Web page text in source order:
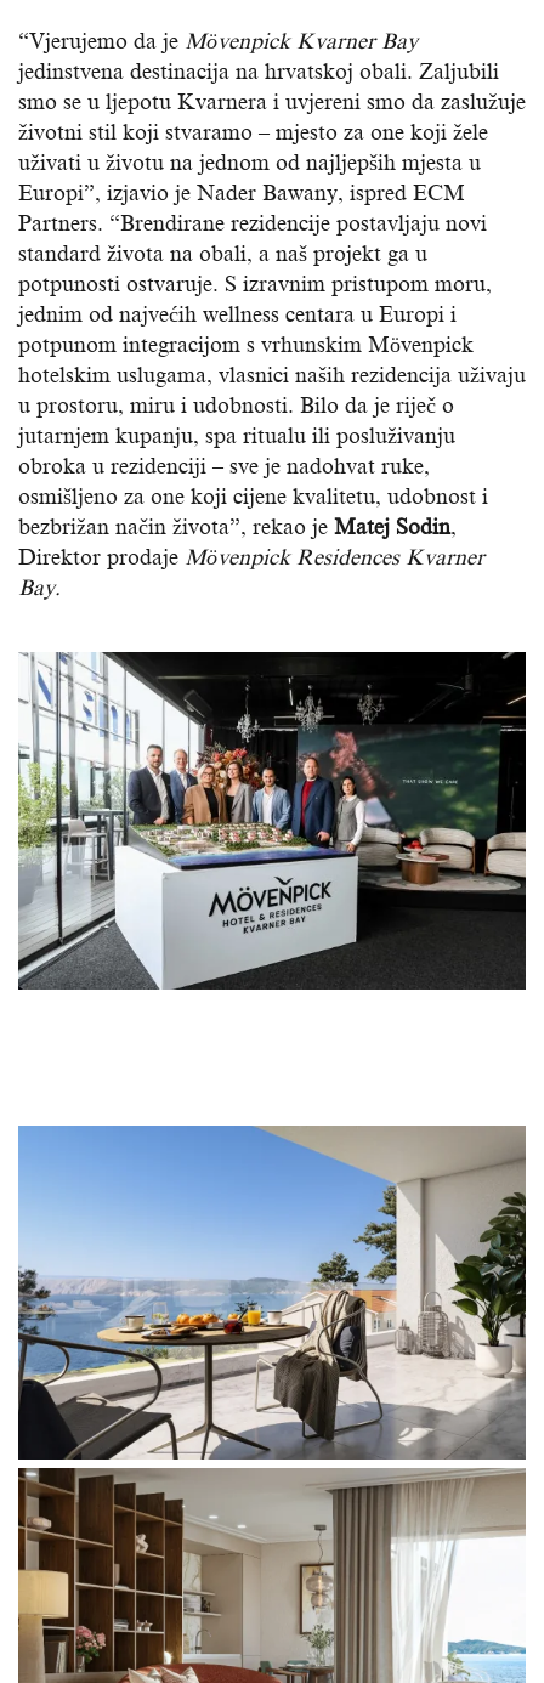
“Vjerujemo da je Mövenpick Kvarner Bay
jedinstvena destinacija na hrvatskoj obali. Zaljubili
smo se u ljepotu Kvarnera i uvjereni smo da zaslužuje
životni stil koji stvaramo – mjesto za one koji žele
uživati u životu na jednom od najljepših mjesta u
Europi”, izjavio je Nader Bawany, ispred ECM
Partners. “Brendirane rezidencije postavljaju novi
standard života na obali, a naš projekt ga u
potpunosti ostvaruje. S izravnim pristupom moru,
jednim od najvećih wellness centara u Europi i
potpunom integracijom s vrhunskim Mövenpick
hotelskim uslugama, vlasnici naših rezidencija uživaju
u prostoru, miru i udobnosti. Bilo da je riječ o
jutarnjem kupanju, spa ritualu ili posluživanju
obroka u rezidenciji – sve je nadohvat ruke,
osmišljeno za one koji cijene kvalitetu, udobnost i
bezbrižan način života”, rekao je Matej Sodin,
Direktor prodaje Mövenpick Residences Kvarner
Bay.